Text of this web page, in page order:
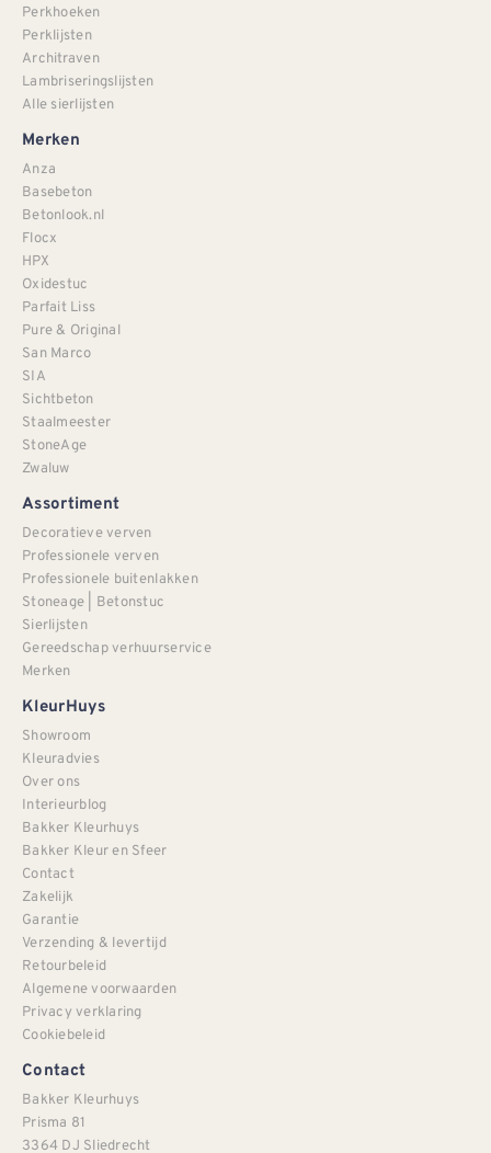
Perkhoeken
Perklijsten
Architraven
Lambriseringslijsten
Alle sierlijsten
Merken
Anza
Basebeton
Betonlook.nl
Flocx
HPX
Oxidestuc
Parfait Liss
Pure & Original
San Marco
SIA
Sichtbeton
Staalmeester
StoneAge
Zwaluw
Assortiment
Decoratieve verven
Professionele verven
Professionele buitenlakken
Stoneage | Betonstuc
Sierlijsten
Gereedschap verhuurservice
Merken
KleurHuys
Showroom
Kleuradvies
Over ons
Interieurblog
Bakker Kleurhuys
Bakker Kleur en Sfeer
Contact
Zakelijk
Garantie
Verzending & levertijd
Retourbeleid
Algemene voorwaarden
Privacy verklaring
Cookiebeleid
Contact
Bakker Kleurhuys
Prisma 81
3364 DJ Sliedrecht